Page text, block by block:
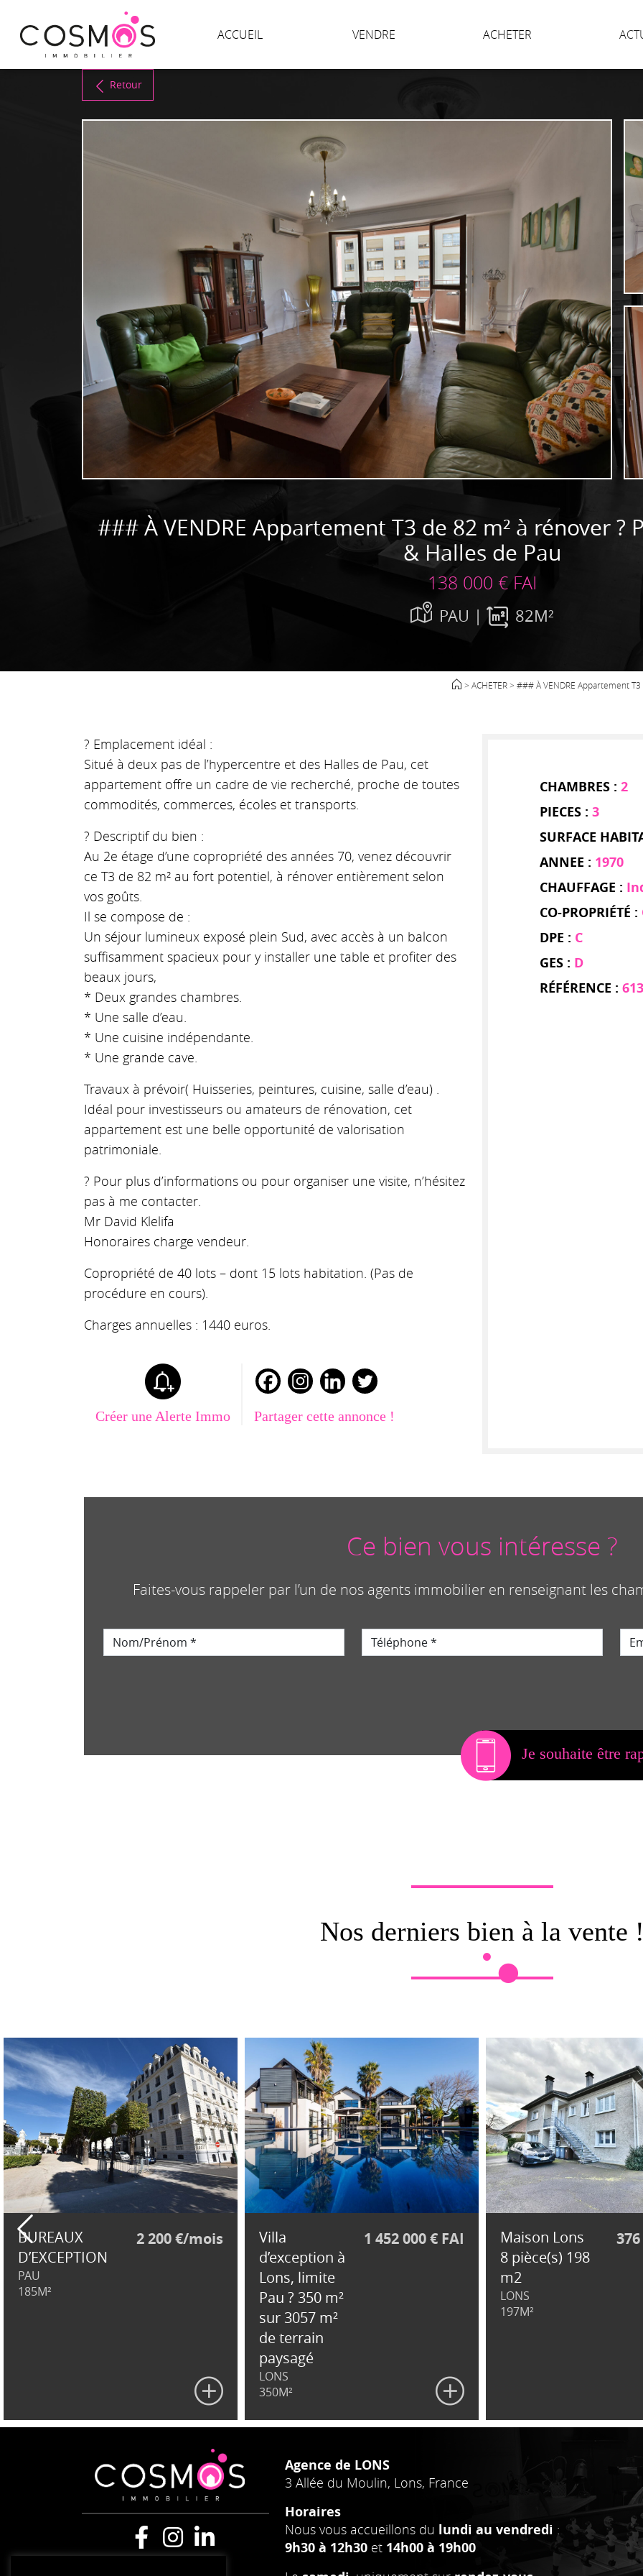
ACCUEIL VENDRE ACHETER
Retour
### À VENDRE Appartement T3 de 82 m² à rénover ?
& Halles de Pau
138 000 € FAI
PAU | 82M²
> ACHETER> ### À VENDRE Appartement
? Emplacement idéal :
Situé à deux pas de l’hypercentre et des Halles de Pau, cet
appartement offre un cadre de vie recherché, proche de toutes
commodités, commerces, écoles et transports.
? Descriptif du bien :
Au 2e étage d’une copropriété des années 70, venez découvrir
ce T3 de 82 m² au fort potentiel, à rénover entièrement selon
vos goûts.
Il se compose de :
Un séjour lumineux exposé plein Sud, avec accès à un balcon
suffisamment spacieux pour y installer une table et profiter des
beaux jours,
* Deux grandes chambres.
* Une salle d’eau.
* Une cuisine indépendante.
* Une grande cave.
Travaux à prévoir( Huisseries, peintures, cuisine, salle d’eau) .
Idéal pour investisseurs ou amateurs de rénovation, cet
appartement est une belle opportunité de valorisation
patrimoniale.
? Pour plus d’informations ou pour organiser une visite, n’hésitez
pas à me contacter.
Mr David Klelifa
Honoraires charge vendeur.
Copropriété de 40 lots – dont 15 lots habitation. (Pas de
procédure en cours).
Charges annuelles : 1440 euros.
Créer une Alerte Immo Partager cette annonce !
CHAMBRES : 2
PIECES : 3
SURFACE
ANNEE : 1970
CHAUFFAGE :
CO-PROPRIÉTÉ :
DPE : C
GES : D
RÉFÉRENCE : 613
Ce bien vous intéresse ?
Faites-vous rappeler par l’un de nos agents immobilier en renseignant les
Je souhaite être
Nos derniers bien à la vente
BUREAUX
D’EXCEPTION
2 200 €/mois
PAU
185M²
Villa
d’exception à
Lons, limite
Pau ? 350 m²
sur 3057 m²
de terrain
paysagé
1 452 000 € FAI
LONS
350M²
Maison Lons
8 pièce(s) 198
m2
LONS
197M²
Agence de LONS
3 Allée du Moulin, Lons, France
Horaires
Nous vous accueillons du lundi au vendredi :
9h30 à 12h30 et 14h00 à 19h00